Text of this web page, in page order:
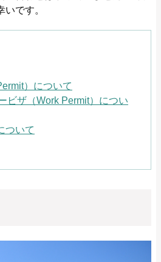
です。
）について
ビザ（Work Permit）につい
ついて